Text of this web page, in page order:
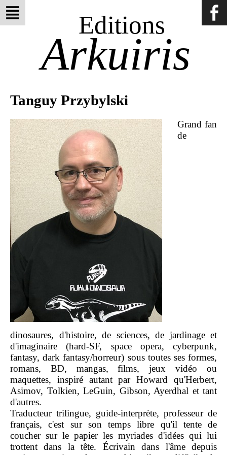
Editions
Arkuiris
Tanguy Przybylski
Grand fan
de
dinosaures, d'histoire, de sciences, de jardinage et
d'imaginaire (hard-SF, space opera, cyberpunk,
fantasy, dark fantasy/horreur) sous toutes ses formes,
romans, BD, mangas, films, jeux vidéo ou
maquettes, inspiré autant par Howard qu'Herbert,
Asimov, Tolkien, LeGuin, Gibson, Ayerdhal et tant
d'autres.
Traducteur trilingue, guide-interprète, professeur de
français, c'est sur son temps libre qu'il tente de
coucher sur le papier les myriades d'idées qui lui
trottent dans la tête. Écrivain dans l'âme depuis